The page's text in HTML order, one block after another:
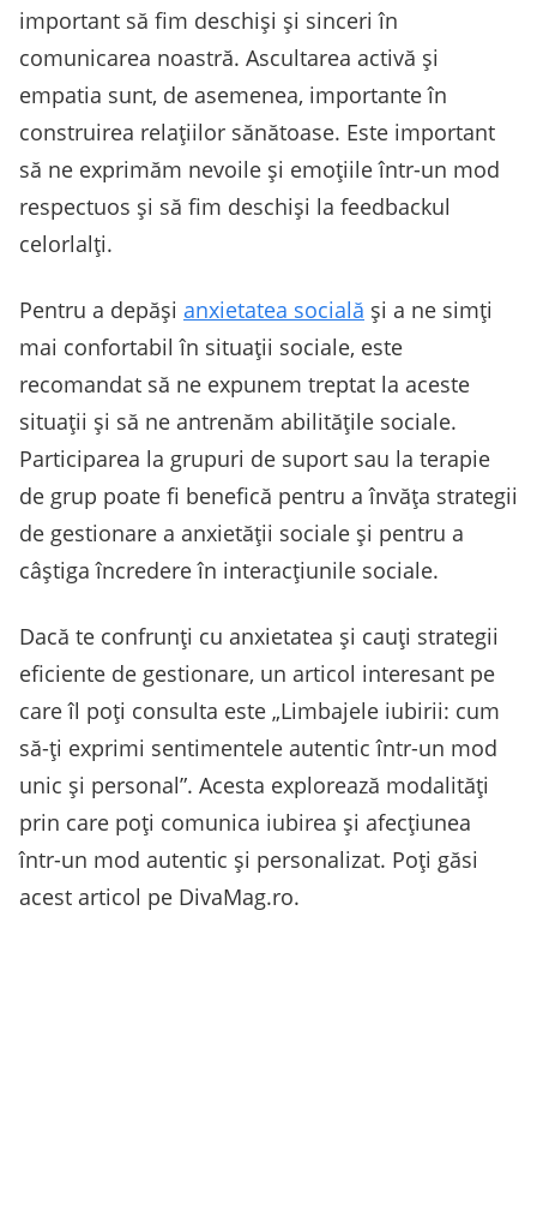
important să fim deschiși și sinceri în
comunicarea noastră. Ascultarea activă și
empatia sunt, de asemenea, importante în
construirea relațiilor sănătoase. Este important
să ne exprimăm nevoile și emoțiile într-un mod
respectuos și să fim deschiși la feedbackul
celorlalți.
Pentru a depăși anxietatea socială și a ne simți
mai confortabil în situații sociale, este
recomandat să ne expunem treptat la aceste
situații și să ne antrenăm abilitățile sociale.
Participarea la grupuri de suport sau la terapie
de grup poate fi benefică pentru a învăța strategii
de gestionare a anxietății sociale și pentru a
câștiga încredere în interacțiunile sociale.
Dacă te confrunți cu anxietatea și cauți strategii
eficiente de gestionare, un articol interesant pe
care îl poți consulta este „Limbajele iubirii: cum
să-ți exprimi sentimentele autentic într-un mod
unic și personal”. Acesta explorează modalități
prin care poți comunica iubirea și afecțiunea
într-un mod autentic și personalizat. Poți găsi
acest articol pe DivaMag.ro.